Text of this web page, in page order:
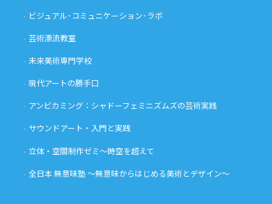
ビジュアル･コミュニケーション･ラボ
芸術漂流教室
未来美術専門学校
現代アートの勝手口
アンビカミング：シャドーフェミニズムズの芸術実践
サウンドアート・入門と実践
立体・空間制作ゼミ〜時空を超えて
全日本 無意味塾 〜無意味からはじめる美術とデザイン〜